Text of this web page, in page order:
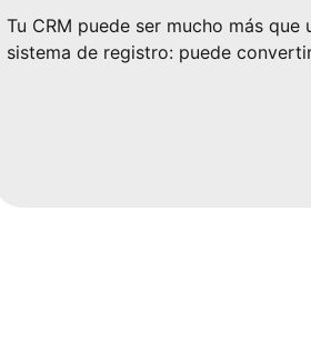
Tu CRM puede ser mucho más que
sistema de registro: puede